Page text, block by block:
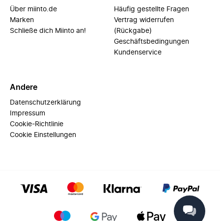
Über miinto.de
Marken
Schließe dich Miinto an!
Häufig gestellte Fragen
Vertrag widerrufen
(Rückgabe)
Geschäftsbedingungen
Kundenservice
Andere
Datenschutzerklärung
Impressum
Cookie-Richtlinie
Cookie Einstellungen